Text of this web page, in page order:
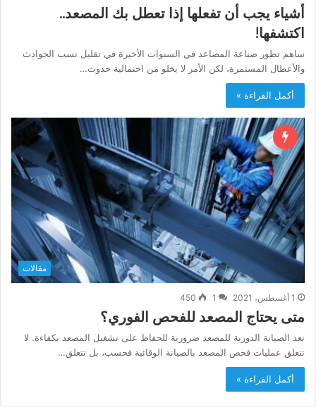
أشياء يجب أن تفعلها إذا تعطل بك المصعد..
اكتشفها!
ساهم تطور صناعة المصاعد في السنوات الأخيرة في تقليل نسب الحوادث
والأعطال المستمرة، لكن الأمر لا يخلو من احتمالية حدوث…
أكمل القراءة »
مقالات
1 أغسطس، 2021 1
450
متى يحتاج المصعد للفحص الفوري؟
تعد الصيانة الدورية للمصعد ضرورية للحفاظ على تشغيل المصعد بكفاءة. لا
تتعلق عمليات فحص المصعد بالصيانة الوقائية فحسب، بل تتعلق…
أكمل القراءة »